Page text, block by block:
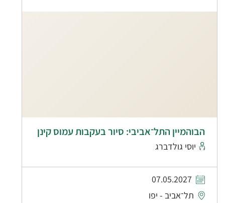
הבוהמיין התל־אביבי: סיור בעקבות עמוס קינן
יוסי גולדברג
07.05.2027
תל־אביב - יפו